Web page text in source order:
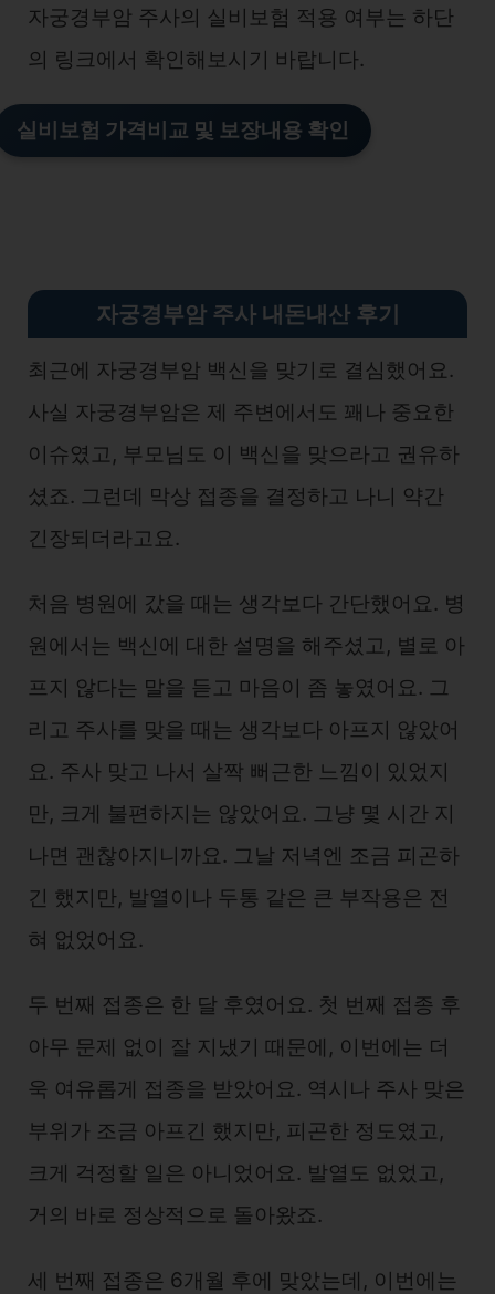
자궁경부암 주사의 실비보험 적용 여부는 하단
의 링크에서 확인해보시기 바랍니다.
실비보험 가격비교 및 보장내용 확인
자궁경부암 주사 내돈내산 후기
최근에 자궁경부암 백신을 맞기로 결심했어요.
사실 자궁경부암은 제 주변에서도 꽤나 중요한
이슈였고, 부모님도 이 백신을 맞으라고 권유하
셨죠. 그런데 막상 접종을 결정하고 나니 약간
긴장되더라고요.
처음 병원에 갔을 때는 생각보다 간단했어요. 병
원에서는 백신에 대한 설명을 해주셨고, 별로 아
프지 않다는 말을 듣고 마음이 좀 놓였어요. 그
리고 주사를 맞을 때는 생각보다 아프지 않았어
요. 주사 맞고 나서 살짝 뻐근한 느낌이 있었지
만, 크게 불편하지는 않았어요. 그냥 몇 시간 지
나면 괜찮아지니까요. 그날 저녁엔 조금 피곤하
긴 했지만, 발열이나 두통 같은 큰 부작용은 전
혀 없었어요.
두 번째 접종은 한 달 후였어요. 첫 번째 접종 후
아무 문제 없이 잘 지냈기 때문에, 이번에는 더
욱 여유롭게 접종을 받았어요. 역시나 주사 맞은
부위가 조금 아프긴 했지만, 피곤한 정도였고,
크게 걱정할 일은 아니었어요. 발열도 없었고,
거의 바로 정상적으로 돌아왔죠.
세 번째 접종은 6개월 후에 맞았는데, 이번에는